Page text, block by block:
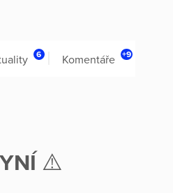
6 Komentáře +9
⚠️